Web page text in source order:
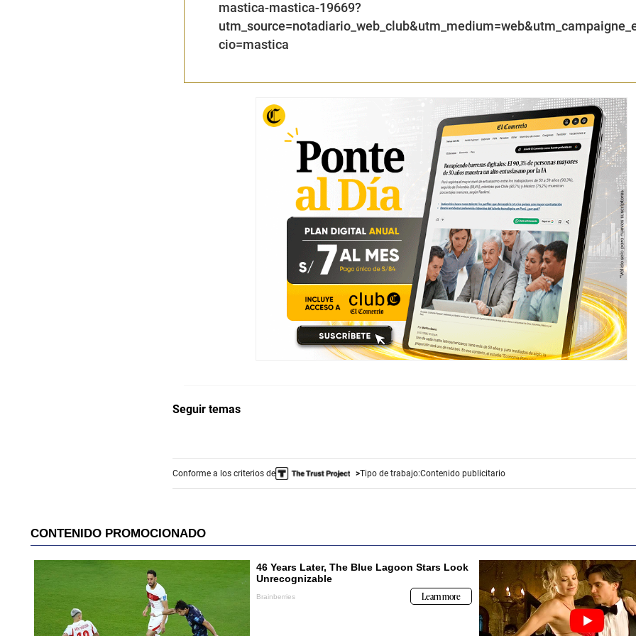
mastica-mastica-19669?
cio=mastica
Seguir temas
Conforme a los criterios de Tipo de trabajo:Contenido publicitario